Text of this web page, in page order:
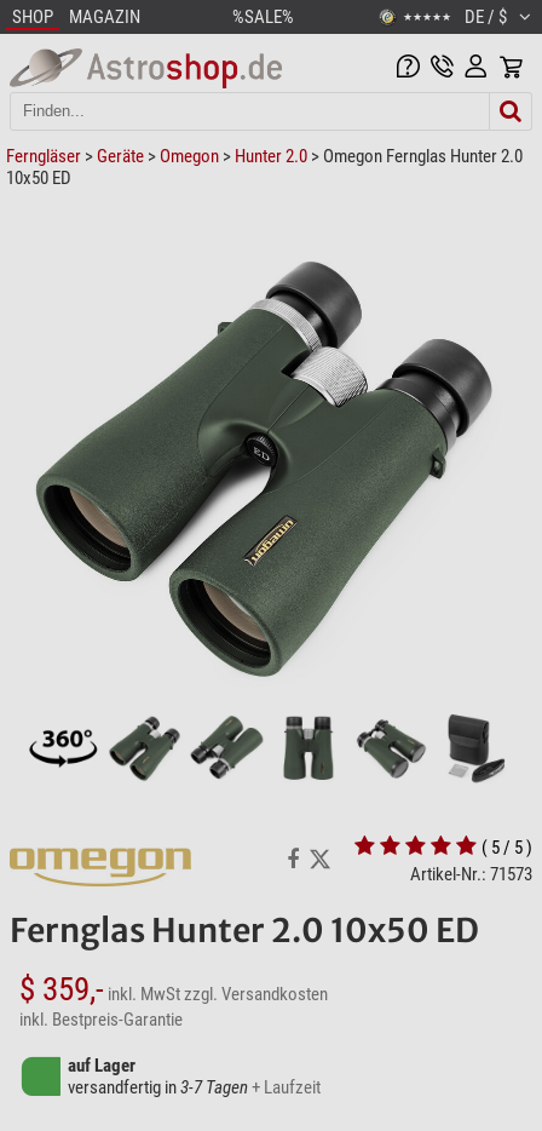
SHOP MAGAZIN %SALE% ★★★★★ DE / $
Ferngläser > Geräte > Omegon > Hunter 2.0 > Omegon Fernglas Hunter 2.0
10x50 ED
( 5 / 5 )
Artikel-Nr.: 71573
Fernglas Hunter 2.0 10x50 ED
$ 359,- inkl. MwStzzgl. Versandkosten
inkl. Bestpreis-Garantie
auf Lager
versandfertig in3-7 Tagen+ Laufzeit